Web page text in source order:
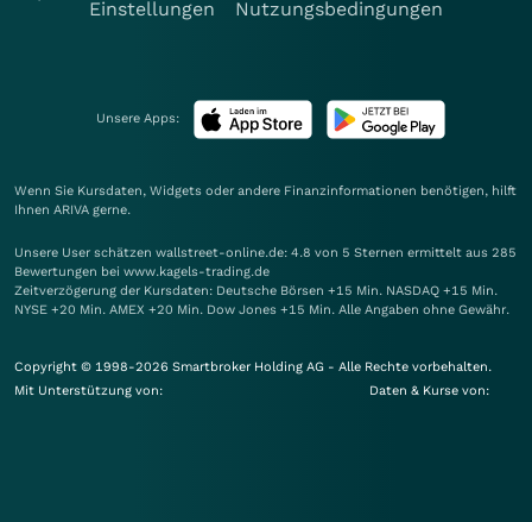
Einstellungen
Nutzungsbedingungen
Unsere Apps:
Wenn Sie Kursdaten, Widgets oder andere Finanzinformationen benötigen, hilft
Ihnen ARIVA gerne.
Unsere User schätzen wallstreet-online.de: 4.8 von 5 Sternen ermittelt aus 285
Bewertungen bei www.kagels-trading.de
Zeitverzögerung der Kursdaten: Deutsche Börsen +15 Min. NASDAQ +15 Min.
NYSE +20 Min. AMEX +20 Min. Dow Jones +15 Min. Alle Angaben ohne Gewähr.
Copyright © 1998-2026 Smartbroker Holding AG - Alle Rechte vorbehalten.
Mit Unterstützung von:
Daten & Kurse von: